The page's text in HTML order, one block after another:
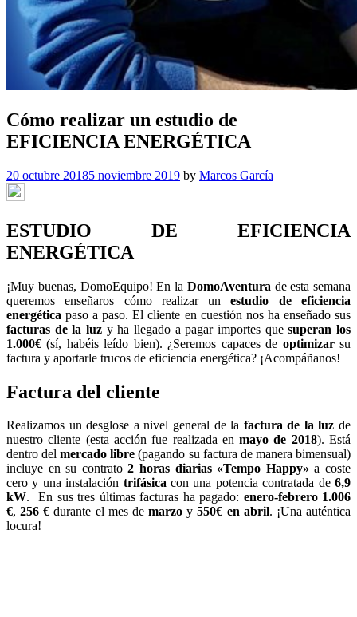
Cómo realizar un estudio de
EFICIENCIA ENERGÉTICA
20 octubre 20185 noviembre 2019 by Marcos García
ESTUDIO DE EFICIENCIA
ENERGÉTICA
¡Muy buenas, DomoEquipo! En la DomoAventura de esta semana
queremos enseñaros cómo realizar unestudio de eficiencia
energética paso a paso. El cliente en cuestión nos ha enseñado sus
facturas de la luz y ha llegado a pagar importes quesuperan los
1.000€ (sí, habéis leído bien). ¿Seremos capaces de optimizarsu
factura y aportarle trucos de eficiencia energética? ¡Acompáñanos!
Factura del cliente
Realizamos un desglose a nivel general de la factura de la luz de
nuestro cliente (esta acción fue realizada enmayo de 2018). Está
dentro delmercado libre (pagando su factura de manera bimensual)
incluye en su contrato2 horas diarias «Tempo Happy» a coste
cero y una instalación trifásicacon una potencia contratada de6,9
kW. En sus tres últimas facturas ha pagado: enero-febrero 1.006
€,256 € durante el mes demarzo y550€ en abril. ¡Una auténtica
locura!